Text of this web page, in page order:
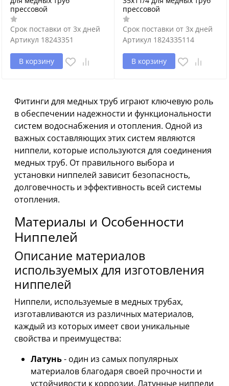
прессовой
Срок поставки от 3х дней
Артикул 18243351
В корзину
прессовой
Срок поставки от 3х дней
Артикул 1824335114
В корзину
Фитинги для медных труб играют ключевую роль
в обеспечении надежности и функциональности
систем водоснабжения и отопления. Одной из
важных составляющих этих систем являются
ниппели, которые используются для соединения
медных труб. От правильного выбора и
установки ниппелей зависит безопасность,
долговечность и эффективность всей системы
отопления.
Материалы и Особенности
Ниппелей
Описание материалов
используемых для изготовления
ниппелей
Ниппели, используемые в медных трубах,
изготавливаются из различных материалов,
каждый из которых имеет свои уникальные
свойства и преимущества:
Латунь- один из самых популярных
материалов благодаря своей прочности и
устойчивости к коррозии. Латунные ниппели